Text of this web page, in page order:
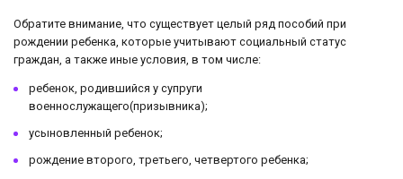
Обратите внимание, что существует целый ряд пособий при
рождении ребенка, которые учитывают социальный статус
граждан, а также иные условия, в том числе:
ребенок, родившийся у супруги
военнослужащего(призывника);
усыновленный ребенок;
рождение второго, третьего, четвертого ребенка;